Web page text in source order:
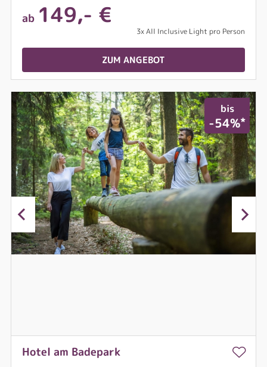
ab 149,- €
3x All Inclusive Light pro Person
ZUM ANGEBOT
bis
-54%*
Hotel am Badepark